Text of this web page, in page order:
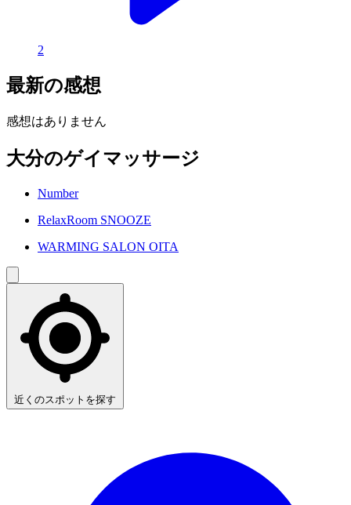
2
最新の感想
感想はありません
大分のゲイマッサージ
Number
RelaxRoom SNOOZE
WARMING SALON OITA
近くのスポットを探す